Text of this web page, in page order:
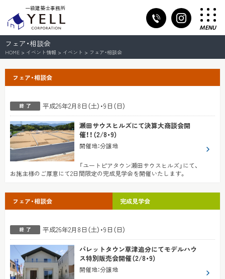
一級建築士事務所
MENU
フェア・相談会
HOME > イベント情報 > イベント > フェア・相談会
フェア・相談会
平成26年2月8日（土）・9日（日）
瀬田サウスヒルズにて決算大商談会開
催！！（2/8・9）
開催地：分譲地
「ユートピアタウン瀬田サウスヒルズ」にて、
お施主様のご厚意にて2日間限定の完成見学会を開催いたします。
フェア・相談会 完成見学会
平成26年2月8日（土）・9日（日）
パレットタウン草津追分にてモデルハウ
ス特別販売会開催（2/8・9）
開催地：分譲地